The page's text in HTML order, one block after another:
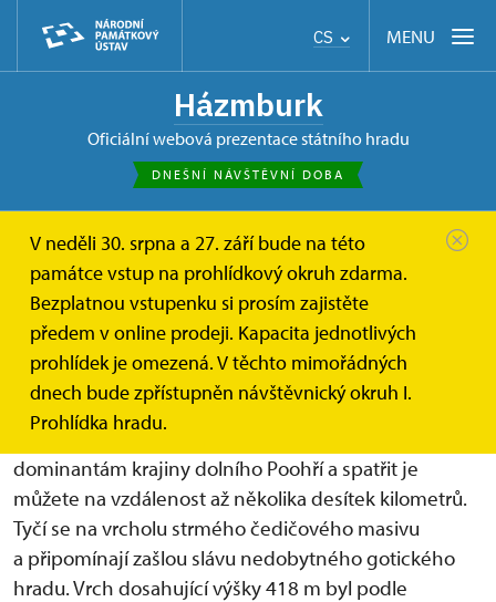
CS MENU
Házmburk
oficiální webová prezentace státního hradu
DNEŠNÍ NÁVŠTĚVNÍ DOBA
V neděli 30. srpna a 27. září bude na této
památce vstup na prohlídkový okruh zdarma.
Bezplatnou vstupenku si prosím zajistěte
předem v online prodeji. Kapacita jednotlivých
prohlídek je omezená. V těchto mimořádných
dnech bude zpřístupněn návštěvnický okruh I.
Prohlídka hradu.
Házmburk O hradu Historie
Historie hradu Házmburk
Pokud za královnu Českého středohoří považujeme
Milešovku, králem může být jedině Házmburk. Věže
této zříceniny patří k nepřehlédnutelným
dominantám krajiny dolního Poohří a spatřit je
můžete na vzdálenost až několika desítek kilometrů.
Tyčí se na vrcholu strmého čedičového masivu
a připomínají zašlou slávu nedobytného gotického
hradu. Vrch dosahující výšky 418 m byl podle